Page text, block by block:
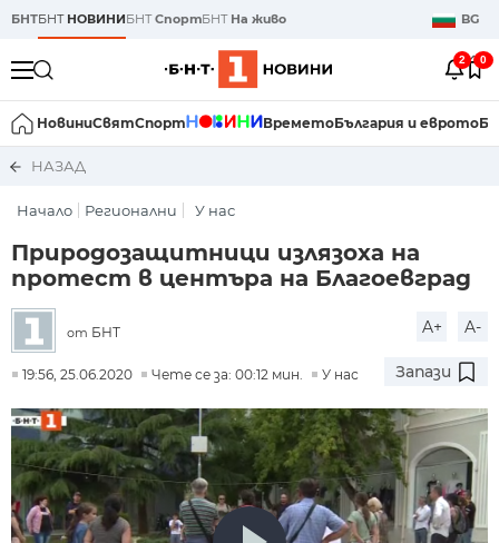
БНТБНТ НОВИНИБНТСпортБНТ На живо BG
2 0
НовиниСвятСпорт ВреметоБългария и еврото
НАЗАД
Начало Регионални У нас
Природозащитници излязоха на
протест в центъра на Благоевград
от БНТ A+ A-
19:56, 25.06.2020 Чете се за: 00:12 мин. У нас Запази